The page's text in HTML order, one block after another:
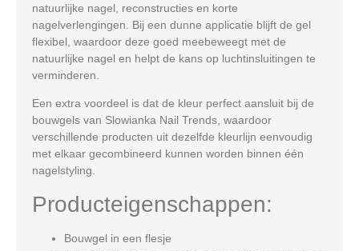
natuurlijke nagel, reconstructies en korte
nagelverlengingen. Bij een dunne applicatie blijft de gel
flexibel, waardoor deze goed meebeweegt met de
natuurlijke nagel en helpt de kans op luchtinsluitingen te
verminderen.
Een extra voordeel is dat de kleur perfect aansluit bij de
bouwgels van Slowianka Nail Trends, waardoor
verschillende producten uit dezelfde kleurlijn eenvoudig
met elkaar gecombineerd kunnen worden binnen één
nagelstyling.
Producteigenschappen:
Bouwgel in een flesje